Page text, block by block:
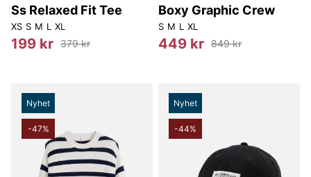
Ss Relaxed Fit Tee
XS S M L XL
199 kr 379 kr
Boxy Graphic Crew
S M L XL
449 kr 849 kr
Nyhet
-47%
Nyhet
-44%